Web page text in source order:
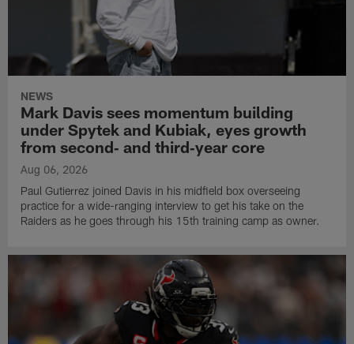
NEWS
Mark Davis sees momentum building
under Spytek and Kubiak, eyes growth
from second‑ and third‑year core
Aug 06, 2026
Paul Gutierrez joined Davis in his midfield box overseeing
practice for a wide-ranging interview to get his take on the
Raiders as he goes through his 15th training camp as owner.